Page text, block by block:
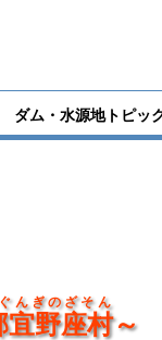
ダム・水源地トピッ
宜野座村
んぎのざそん
～